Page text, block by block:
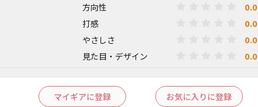
方向性 0.0
打感 0.0
やさしさ 0.0
見た目・デザイン 0.0
マイギアに登録 お気に入りに登録